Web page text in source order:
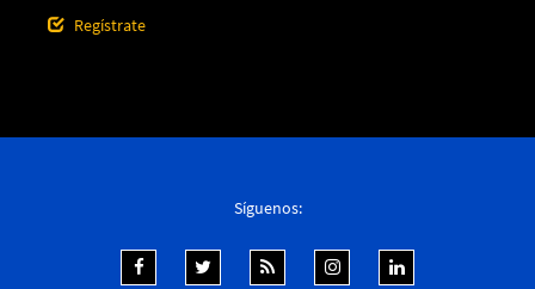
Regístrate
Síguenos: